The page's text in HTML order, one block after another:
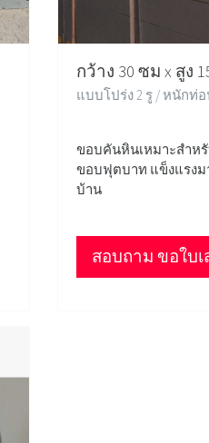
กว้าง 30 ซม x สูง
แบบโปร่ง 2 รู / หนักท่อ
ขอบคันหินเหมาะสำห
ขอบฟุตบาท แข็งแรงม
บ้าน
สอบถาม ขอใบ